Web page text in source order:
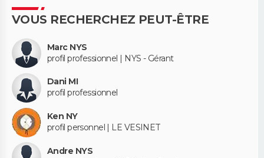
VOUS RECHERCHEZ PEUT-ÊTRE
Marc NYS
profil professionnel | NYS - Gérant
Dani MI
profil professionnel
Ken NY
profil personnel | LE VESINET
Andre NYS